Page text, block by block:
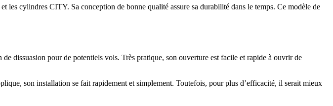
les cylindres CITY. Sa conception de bonne qualité assure sa durabilité dans le temps. Ce modèle de
dissuasion pour de potentiels vols. Très pratique, son ouverture est facile et rapide à ouvrir de
son installation se fait rapidement et simplement. Toutefois, pour plus d’efficacité, il serait mieux